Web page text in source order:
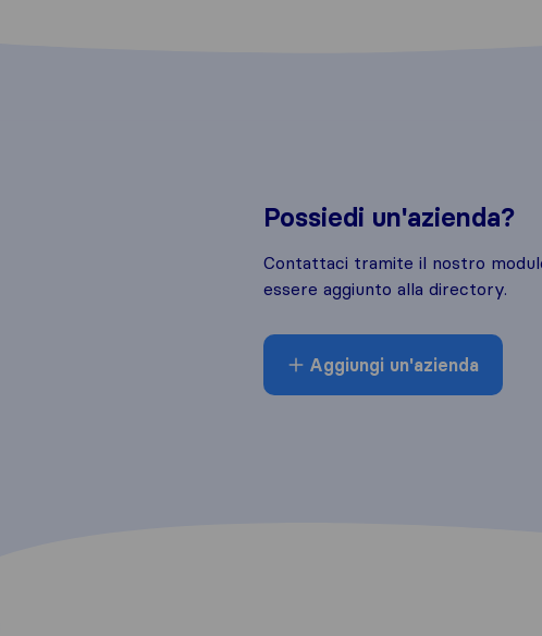
Possiedi un'azienda?
Contattaci tramite il nostro
essere aggiunto alla directory.
Aggiungi un'azienda